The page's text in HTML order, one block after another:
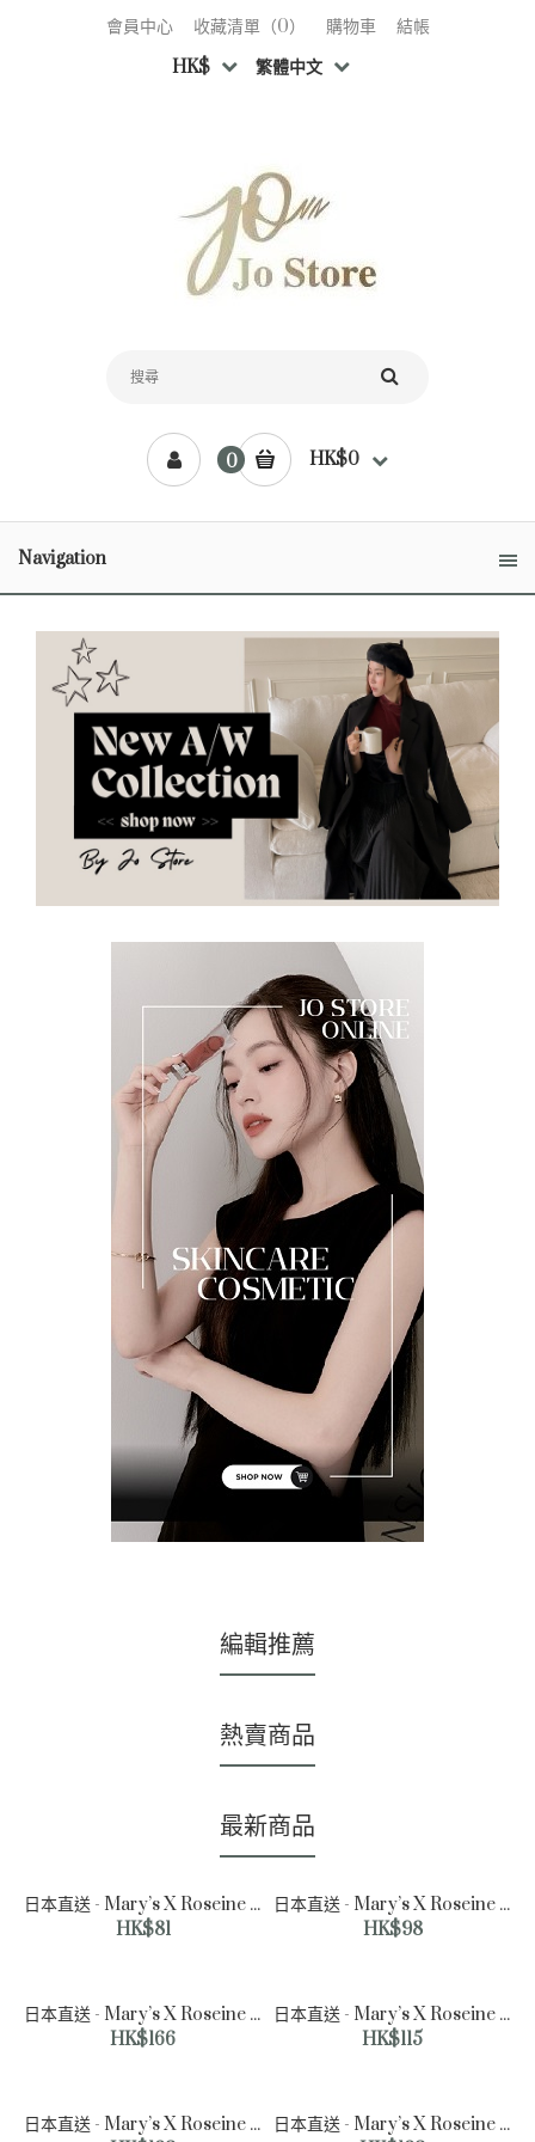
會員中心 收藏清單（0） 購物車
結帳
HK$
繁體中文
0 HK$0
Navigation
編輯推薦
熱賣商品
最新商品
日本直送 - Mary’s X Roseine 花式朱古力 (6枚入)
HK$81
日本直送 - Mary’s X Roseine 花式朱古力 (12枚入)
HK$98
日本直送 - Mary’s X Roseine 玫瑰松露什錦朱古力 (12枚入)
HK$166
日本直送 - Mary’s X Roseine 玫瑰松露什錦朱古力 (8枚入)
HK$115
日本直送 - Mary’s X Roseine 玫瑰花束朱古力 (25枚入)
日本直送 - Mary’s X Roseine 玫瑰什錦朱古力 (16枚入)